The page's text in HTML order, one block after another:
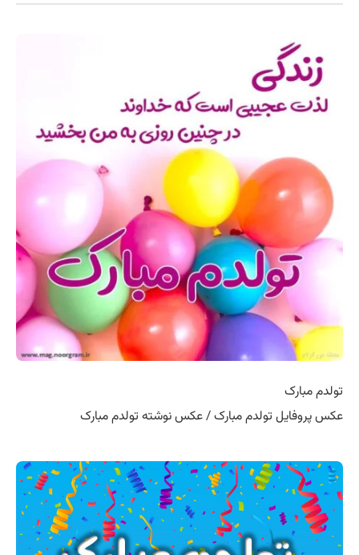
تولدم مبارک
عکس پروفایل تولدم مبارک / عکس نوشته تولدم مبارک